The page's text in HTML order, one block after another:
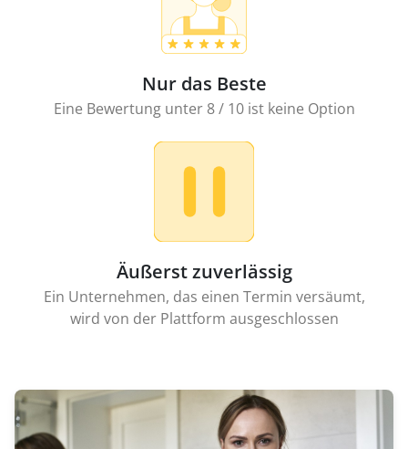
Nur das Beste
Eine Bewertung unter 8 / 10 ist keine Option
Äußerst zuverlässig
Ein Unternehmen, das einen Termin versäumt,
wird von der Plattform ausgeschlossen